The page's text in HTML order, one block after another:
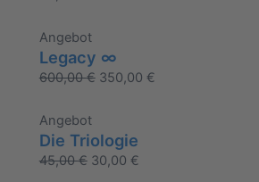
Angebot
Legacy ∞
600,00€ 350,00 €
Angebot
Die Triologie
45,00€ 30,00 €